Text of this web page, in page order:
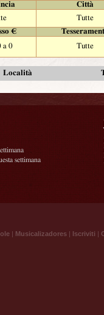
Città
Tutte
€
a 0 Tutte
Località
settimana
| Musicalizadores | Iscriviti |